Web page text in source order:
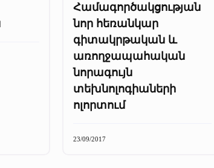
Համագործակցության
նոր հեռանկար
գիտակրթական և
առողջապահական
նորագույն
տեխնոլոգիաների
ոլորտում
23/09/2017